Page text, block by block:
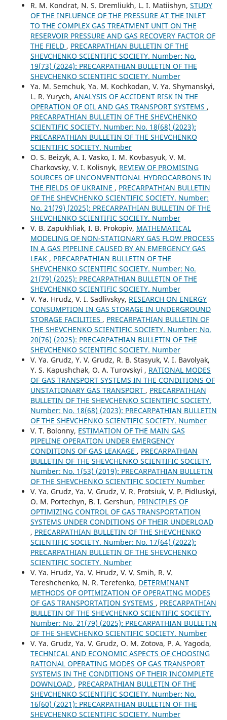
R. М. Kondrat, N. S. Dremliukh, L. I. Matiishyn, STUDY
OF THE INFLUENCE OF THE PRESSURE AT THE INLET
TO THE COMPLEX GAS TREATMENT UNIT ON THE
RESERVOIR PRESSURE AND GAS RECOVERY FACTOR OF
THE FIELD , PRECARPATHIAN BULLETIN OF THE
SHEVCHENKO SCIENTIFIC SOCIETY. Number: No.
19(73) (2024): PRECARPATHIAN BULLETIN OF THE
SHEVCHENKO SCIENTIFIC SOCIETY. Number
Ya. M. Semchuk, Ya. M. Kochkodan, V. Ya. Shymanskyi,
L. R. Yurych, ANALYSIS OF ACCIDENT RISK IN THE
OPERATION OF OIL AND GAS TRANSPORT SYSTEMS ,
PRECARPATHIAN BULLETIN OF THE SHEVCHENKO
SCIENTIFIC SOCIETY. Number: No. 18(68) (2023):
PRECARPATHIAN BULLETIN OF THE SHEVCHENKO
SCIENTIFIC SOCIETY. Number
O. S. Beizyk, A. I. Vasko, I. M. Kovbasyuk, V. M.
Charkovsky, V. I. Kolisnyk, REVIEW OF PROMISING
SOURCES OF UNCONVENTIONAL HYDROCARBONS IN
THE FIELDS OF UKRAINE , PRECARPATHIAN BULLETIN
OF THE SHEVCHENKO SCIENTIFIC SOCIETY. Number:
No. 21(79) (2025): PRECARPATHIAN BULLETIN OF THE
SHEVCHENKO SCIENTIFIC SOCIETY. Number
V. B. Zapukhliak, I. В. Prokopiv, MATHEMATICAL
MODELING OF NON-STATIONARY GAS FLOW PROCESS
IN A GAS PIPELINE CAUSED BY AN EMERGENCY GAS
LEAK , PRECARPATHIAN BULLETIN OF THE
SHEVCHENKO SCIENTIFIC SOCIETY. Number: No.
21(79) (2025): PRECARPATHIAN BULLETIN OF THE
SHEVCHENKO SCIENTIFIC SOCIETY. Number
V. Ya. Hrudz, V. I. Sadlivskyy, RESEARCH ON ENERGY
CONSUMPTION IN GAS STORAGE IN UNDERGROUND
STORAGE FACILITIES , PRECARPATHIAN BULLETIN OF
THE SHEVCHENKO SCIENTIFIC SOCIETY. Number: No.
20(76) (2025): PRECARPATHIAN BULLETIN OF THE
SHEVCHENKO SCIENTIFIC SOCIETY. Number
V. Ya. Grudz, Y. V. Grudz, R. B. Stasyuk, V. I. Bavolyak,
Y. S. Kapushchak, O. A. Turovskyi , RATIONAL MODES
OF GAS TRANSPORT SYSTEMS IN THE CONDITIONS OF
UNSTATIONARY GAS TRANSPORT , PRECARPATHIAN
BULLETIN OF THE SHEVCHENKO SCIENTIFIC SOCIETY.
Number: No. 18(68) (2023): PRECARPATHIAN BULLETIN
OF THE SHEVCHENKO SCIENTIFIC SOCIETY. Number
V. T. Bolonny, ESTIMATION OF THE MAIN GAS
PIPELINE OPERATION UNDER EMERGENCY
CONDITIONS OF GAS LEAKAGE , PRECARPATHIAN
BULLETIN OF THE SHEVCHENKO SCIENTIFIC SOCIETY.
Number: No. 1(53) (2019): PRECARPATHIAN BULLETIN
OF THE SHEVCHENKO SCIENTIFIC SOCIETY Number
V. Ya. Grudz, Ya. V. Grudz, V. R. Protsiuk, V. P. Pidluskyi,
O. M. Portechyn, B. I. Gershun, PRINCIPLES OF
OPTIMIZING CONTROL OF GAS TRANSPORTATION
SYSTEMS UNDER CONDITIONS OF THEIR UNDERLOAD
, PRECARPATHIAN BULLETIN OF THE SHEVCHENKO
SCIENTIFIC SOCIETY. Number: No. 17(64) (2022):
PRECARPATHIAN BULLETIN OF THE SHEVCHENKO
SCIENTIFIC SOCIETY. Number
V. Ya. Hrudz, Ya. V. Hrudz, V. V. Smih, R. V.
Tereshchenko, N. R. Terefenko, DETERMINANT
METHODS OF OPTIMIZATION OF OPERATING MODES
OF GAS TRANSPORTATION SYSTEMS , PRECARPATHIAN
BULLETIN OF THE SHEVCHENKO SCIENTIFIC SOCIETY.
Number: No. 21(79) (2025): PRECARPATHIAN BULLETIN
OF THE SHEVCHENKO SCIENTIFIC SOCIETY. Number
V. Ya. Grudz, Ya. V. Grudz, O. M. Zotova, P. A. Yagoda,
TECHNICAL AND ECONOMIC ASPECTS OF CHOOSING
RATIONAL OPERATING MODES OF GAS TRANSPORT
SYSTEMS IN THE CONDITIONS OF THEIR INCOMPLETE
DOWNLOAD , PRECARPATHIAN BULLETIN OF THE
SHEVCHENKO SCIENTIFIC SOCIETY. Number: No.
16(60) (2021): PRECARPATHIAN BULLETIN OF THE
SHEVCHENKO SCIENTIFIC SOCIETY. Number